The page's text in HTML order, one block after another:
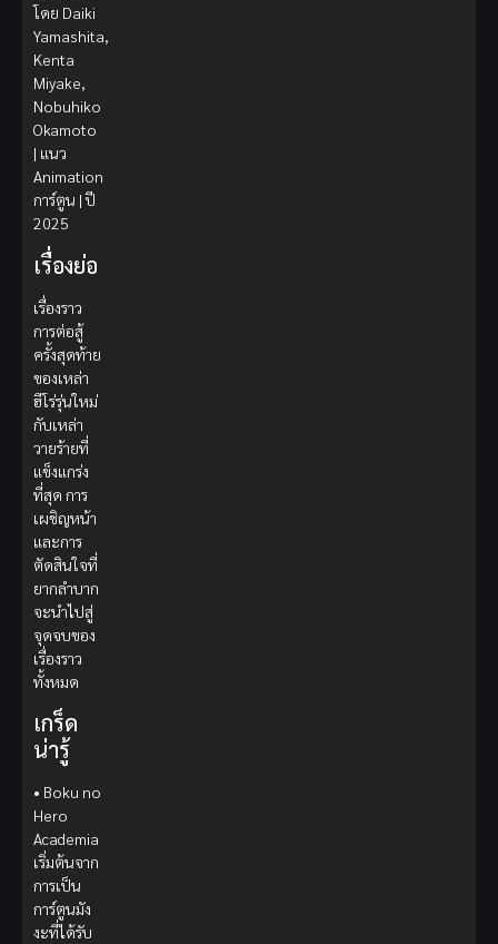
โดย Daiki
Yamashita,
Kenta
Miyake,
Nobuhiko
Okamoto
| แนว
Animation
การ์ตูน | ปี
2025
เรื่องย่อ
เรื่องราว
การต่อสู้
ครั้งสุดท้าย
ของเหล่า
ฮีโร่รุ่นใหม่
กับเหล่า
วายร้ายที่
แข็งแกร่ง
ที่สุด การ
เผชิญหน้า
และการ
ตัดสินใจที่
ยากลำบาก
จะนำไปสู่
จุดจบของ
เรื่องราว
ทั้งหมด
เกร็ด
น่ารู้
• Boku no
Hero
Academia
เริ่มต้นจาก
การเป็น
การ์ตูนมัง
งะที่ได้รับ